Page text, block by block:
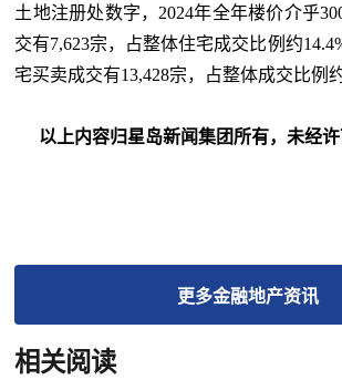
土地注册处数字，2024年全年楼价介乎
交有7,623宗，占整体住宅成交比例约
宅买卖成交有13,428宗，占整体成交比例约
以上内容归星岛新闻集团所有，未经许
更多金融地产资讯
相关阅读